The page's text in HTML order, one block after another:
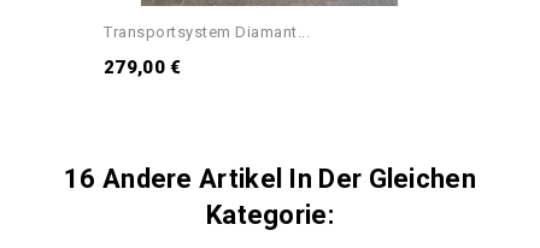
Transportsystem Diamant...
279,00 €
16 Andere Artikel In Der Gleichen
Kategorie: